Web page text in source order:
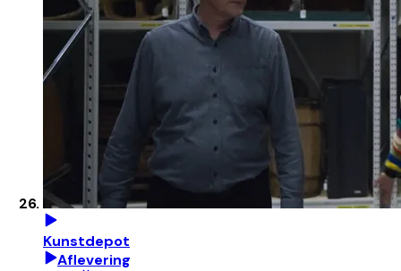
Kunstdepot
Aflevering